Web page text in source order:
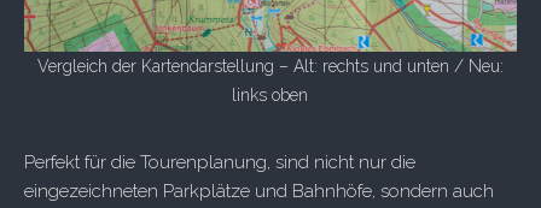
Vergleich der Kartendarstellung – Alt: rechts und unten / Neu:
links oben
Perfekt für die Tourenplanung, sind nicht nur die
eingezeichneten Parkplätze und Bahnhöfe, sondern auch